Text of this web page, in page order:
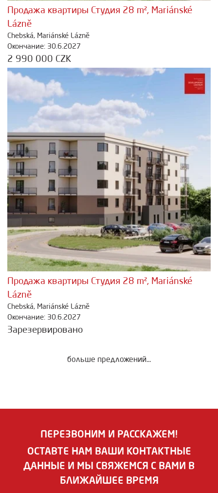
Продажа квартиры Студия 28 m², Mariánské
Lázně
Chebská, Mariánské Lázně
Окончание: 30.6.2027
2 990 000 CZK
Продажа квартиры Студия 28 m², Mariánské
Lázně
Chebská, Mariánské Lázně
Окончание: 30.6.2027
Зарезервировано
больше предложений...
ПЕРЕЗВОНИМ И РАССКАЖЕМ!
ОСТАВТЕ НАМ ВАШИ КОНТАКТНЫЕ
ДАННЫЕ И МЫ СВЯЖЕМСЯ С ВАМИ В
БЛИЖАЙШЕЕ ВРЕМЯ